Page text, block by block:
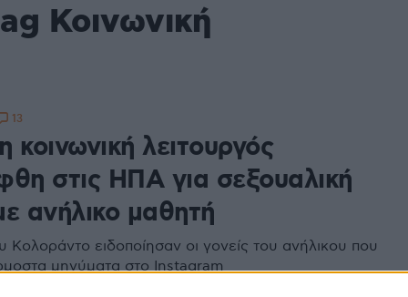
Κοινωνική
κοινωνική λειτουργός
στις ΗΠΑ για σεξουαλική
ανήλικο μαθητή
Κολοράντο ειδοποίησαν οι γονείς του ανήλικου που
μηνύματα στο Instagram
13